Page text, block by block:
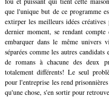
que l'unique but de ce programme
extirper les meilleurs idées
dernier moment, se rendant
embarquer dans le même univers
séparées comme les autres
de romans à chacune des deux
totalement différents! Le seul
pour l'entreprise les rend
qu'une chose, s'en sortir pour